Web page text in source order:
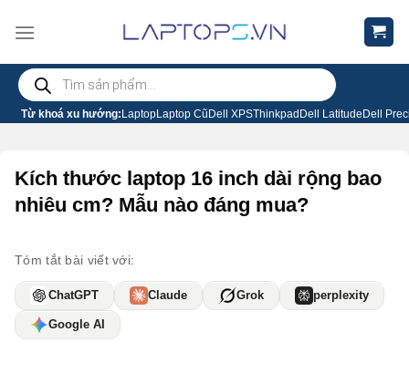
đến
dungTìm
kiếm
sản
phẩm
Từ khoá xu hướng: LaptopLaptop Cũ Dell XPSThinkpad Dell Latitude Dell
Kích thước laptop 16 inch dài rộng bao
nhiêu cm? Mẫu nào đáng mua?
Tóm tắt bài viết với:
ChatGPT Claude Grok perplexity
Google AI